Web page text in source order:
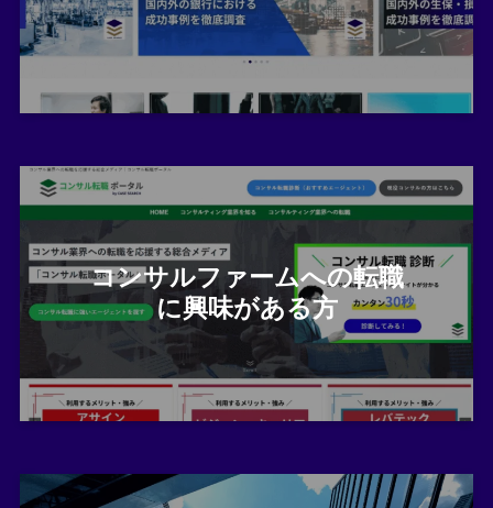
コンサルファームへの転職
に興味がある方